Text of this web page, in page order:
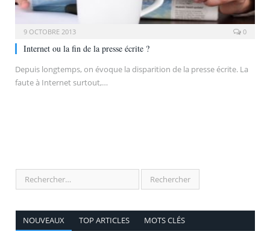
9 OCTOBRE 2013 0
Internet ou la fin de la presse écrite ?
Depuis longtemps, on évoque la disparition de la presse écrite. La
faute à Internet surtout,…
NOUVEAUX TOP ARTICLES MOTS CLÉS